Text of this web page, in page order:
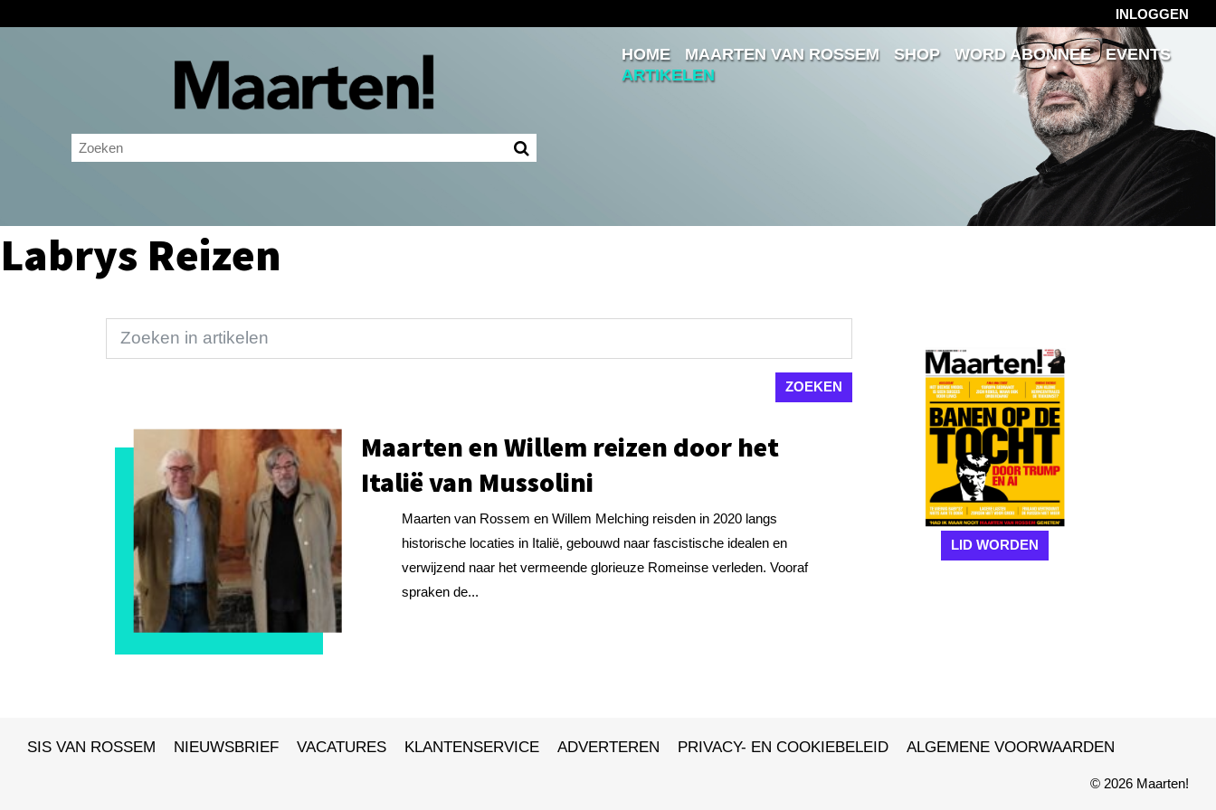
INLOGGEN
Inloggen
Ingelogd blijven
HOME MAARTEN VAN ROSSEM SHOP WORD ABONNEE
EVENTS
ARTIKELEN
Labrys Reizen
Maarten en Willem reizen door het
Italië van Mussolini
Maarten van Rossem en Willem Melching reisden in 2020 langs
historische locaties in Italië, gebouwd naar fascistische idealen en
verwijzend naar het vermeende glorieuze Romeinse verleden. Vooraf
spraken de...
LID WORDEN
SIS VAN ROSSEM NIEUWSBRIEF VACATURES KLANTENSERVICE ADVERTEREN PRIVACY- EN COOKIEBELEID ALGEMENE VOORWAARDEN
© 2026 Maarten!